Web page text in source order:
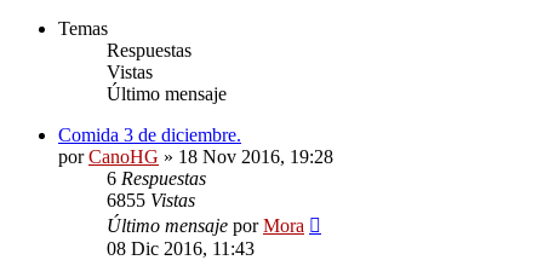
Temas
Respuestas
Vistas
Último mensaje
Comida 3 de diciembre.
porCanoHG » 18 Nov 2016, 19:28
6 Respuestas
6855 Vistas
Último mensaje porMora
08 Dic 2016, 11:43